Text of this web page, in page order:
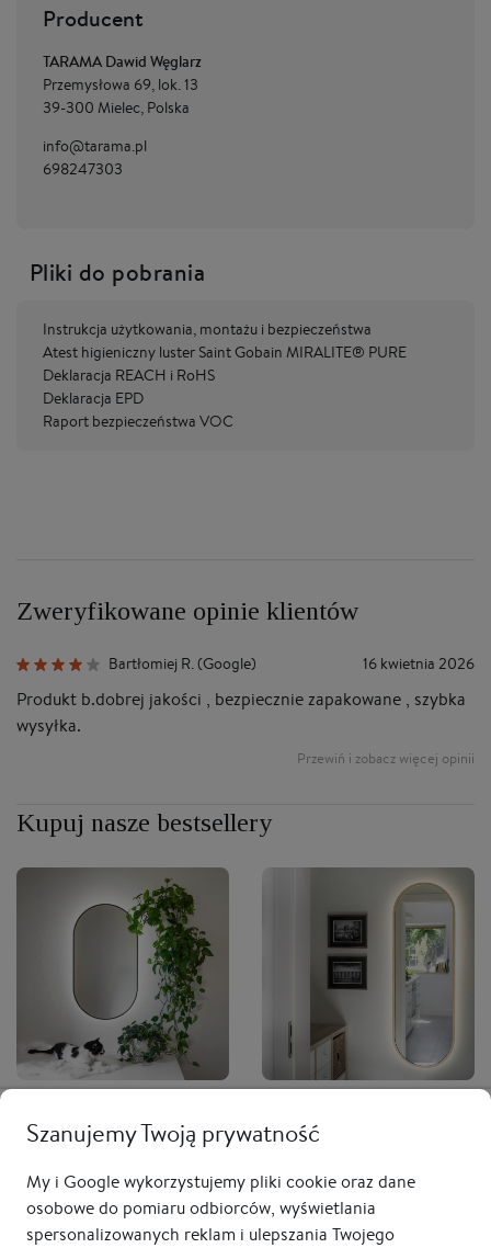
Producent
TARAMA Dawid Węglarz
Przemysłowa 69, lok. 13
39-300 Mielec, Polska
info@tarama.pl
698247303
Pliki do pobrania
Instrukcja użytkowania, montażu i bezpieczeństwa
Atest higieniczny luster Saint Gobain MIRALITE® PURE
Deklaracja REACH i RoHS
Deklaracja EPD
Raport bezpieczeństwa VOC
Zweryfikowane opinie klientów
Bartłomiej R. (Google) 16 kwietnia 2026
Produkt b.dobrej jakości , bezpiecznie zapakowane , szybka
wysyłka.
Przewiń i zobacz więcej opinii
Kupuj nasze bestsellery
MINIMAL LED - w czarnej,
cienkiej ramie,
podświetlane, pionowe
od 1 045,00 zł
LONG LED - w złotej ramie,
podświetlane, pionowe
od 1 335,00 zł
Szanujemy Twoją prywatność
My i Google wykorzystujemy pliki cookie oraz dane
osobowe do pomiaru odbiorców, wyświetlania
spersonalizowanych reklam i ulepszania Twojego